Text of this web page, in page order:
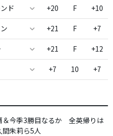
ド +20 F +10
+21 F +7
+21 F +12
+7 10 +7
＆今季3勝目なるか 全英帰りは
朱莉ら5人